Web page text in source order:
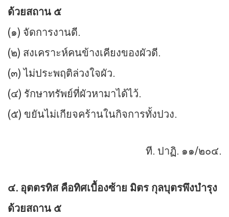
ด้วยสถาน ๕
(๑) จัดการงานดี.
(๒) สงเคราะห์คนข้างเคียงของผัวดี.
(๓) ไม่ประพฤติล่วงใจผัว.
(๔) รักษาทรัพย์ที่ผัวหามาได้ไว้.
(๕) ขยันไม่เกียจคร้านในกิจการทั้งปวง.
ที. ปาฏิ. ๑๑/๒๐๔.
๔. อุตตรทิส คือทิศเบื้องซ้าย มิตร กุลบุตรพึงบำรุง
ด้วยสถาน ๕